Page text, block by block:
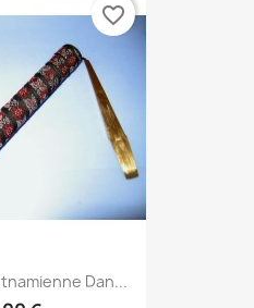
Dan...
favorite_border